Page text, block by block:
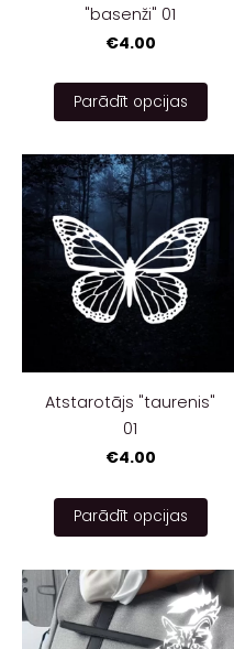
"basenži" 01
€4.00
Parādīt opcijas
Atstarotājs "taurenis"
01
€4.00
Parādīt opcijas